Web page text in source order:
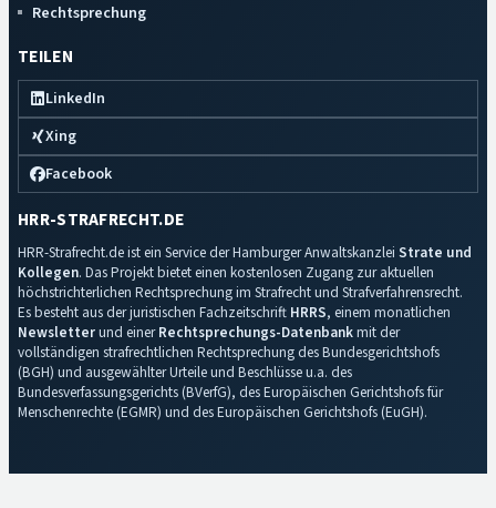
Rechtsprechung
TEILEN
LinkedIn
Xing
Facebook
HRR-STRAFRECHT.DE
HRR-Strafrecht.de ist ein Service der Hamburger Anwaltskanzlei Strate und
Kollegen. Das Projekt bietet einen kostenlosen Zugang zur aktuellen
höchstrichterlichen Rechtsprechung im Strafrecht und Strafverfahrensrecht.
Es besteht aus der juristischen Fachzeitschrift HRRS, einem monatlichen
Newsletterund einerRechtsprechungs-Datenbankmit der
vollständigen strafrechtlichen Rechtsprechung des Bundesgerichtshofs
(BGH) und ausgewählter Urteile und Beschlüsse u.a. des
Bundesverfassungsgerichts (BVerfG), des Europäischen Gerichtshofs für
Menschenrechte (EGMR) und des Europäischen Gerichtshofs (EuGH).
Impressum·Datenschutz